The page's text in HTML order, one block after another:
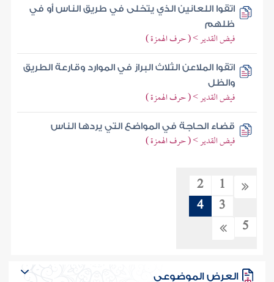
اتقوا اللعانين الذي يتخلى في طريق الناس أو في
ظلهم
فيض القدير > ( حرف الهمزة )
اتقوا الملاعن الثلاث البراز في الموارد وقارعة الطريق
والظل
فيض القدير > ( حرف الهمزة )
قضاء الحاجة في المواضع التي يردها الناس
فيض القدير > ( حرف الهمزة )
1
2
3
4
5
العرض الموضوعي